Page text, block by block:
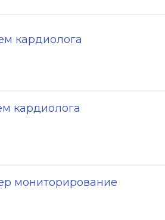
кардиолога
кардиолога
мониторирование